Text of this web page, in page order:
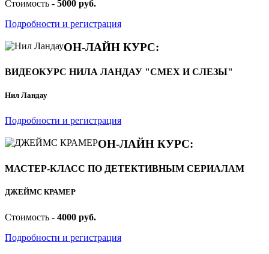
Стоимость - 5000 руб.
Подробности и регистрация
ОН-ЛАЙН КУРС:
ВИДЕОКУРС НИЛА ЛАНДАУ "СМЕХ И СЛЕЗЫ"
Нил Ландау
Подробности и регистрация
ОН-ЛАЙН КУРС:
МАСТЕР-КЛАСС ПО ДЕТЕКТИВНЫМ СЕРИАЛАМ
ДЖЕЙМС КРАМЕР
Стоимость - 4000 руб.
Подробности и регистрация